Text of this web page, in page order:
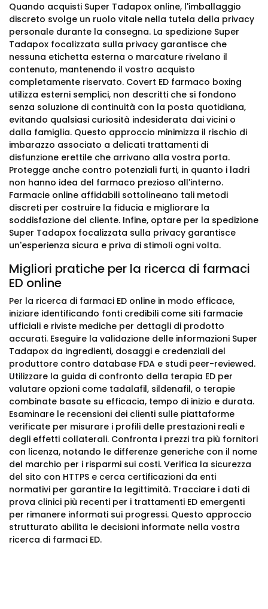
Quando acquisti Super Tadapox online, l'imballaggio
discreto svolge un ruolo vitale nella tutela della privacy
personale durante la consegna. La spedizione Super
Tadapox focalizzata sulla privacy garantisce che
nessuna etichetta esterna o marcature rivelano il
contenuto, mantenendo il vostro acquisto
completamente riservato. Covert ED farmaco boxing
utilizza esterni semplici, non descritti che si fondono
senza soluzione di continuità con la posta quotidiana,
evitando qualsiasi curiosità indesiderata dai vicini o
dalla famiglia. Questo approccio minimizza il rischio di
imbarazzo associato a delicati trattamenti di
disfunzione erettile che arrivano alla vostra porta.
Protegge anche contro potenziali furti, in quanto i ladri
non hanno idea del farmaco prezioso all'interno.
Farmacie online affidabili sottolineano tali metodi
discreti per costruire la fiducia e migliorare la
soddisfazione del cliente. Infine, optare per la spedizione
Super Tadapox focalizzata sulla privacy garantisce
un'esperienza sicura e priva di stimoli ogni volta.
Migliori pratiche per la ricerca di farmaci
ED online
Per la ricerca di farmaci ED online in modo efficace,
iniziare identificando fonti credibili come siti farmacie
ufficiali e riviste mediche per dettagli di prodotto
accurati. Eseguire la validazione delle informazioni Super
Tadapox da ingredienti, dosaggi e credenziali del
produttore contro database FDA e studi peer-reviewed.
Utilizzare la guida di confronto della terapia ED per
valutare opzioni come tadalafil, sildenafil, o terapie
combinate basate su efficacia, tempo di inizio e durata.
Esaminare le recensioni dei clienti sulle piattaforme
verificate per misurare i profili delle prestazioni reali e
degli effetti collaterali. Confronta i prezzi tra più fornitori
con licenza, notando le differenze generiche con il nome
del marchio per i risparmi sui costi. Verifica la sicurezza
del sito con HTTPS e cerca certificazioni da enti
normativi per garantire la legittimità. Tracciare i dati di
prova clinici più recenti per i trattamenti ED emergenti
per rimanere informati sui progressi. Questo approccio
strutturato abilita le decisioni informate nella vostra
ricerca di farmaci ED.